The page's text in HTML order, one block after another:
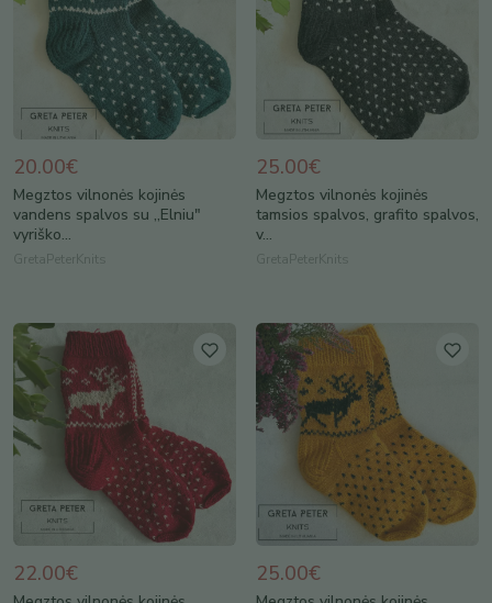
20.00€
Megztos vilnonės kojinės
vandens spalvos su ,,Elniu"
vyriško...
GretaPeterKnits
25.00€
Megztos vilnonės kojinės
tamsios spalvos, grafito spalvos,
v...
GretaPeterKnits
22.00€ 25.00€